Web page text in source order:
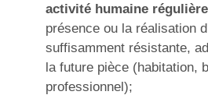
activité humaine régulière
présence ou la réalisation
suffisamment résistante,
la future pièce (habitation,
professionnel);